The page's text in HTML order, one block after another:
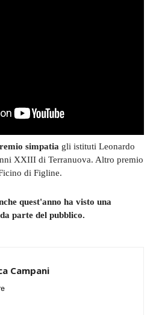
simpatia gli istituti Leonardo
XXIII di Terranuova. Altro premio
di Figline.
quest'anno ha visto una
parte del pubblico.
Campani